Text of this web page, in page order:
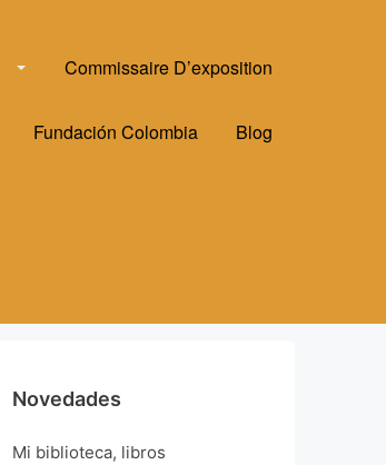
Commissaire D’exposition
Fundación Colombia Blog
Novedades
Mi biblioteca, libros